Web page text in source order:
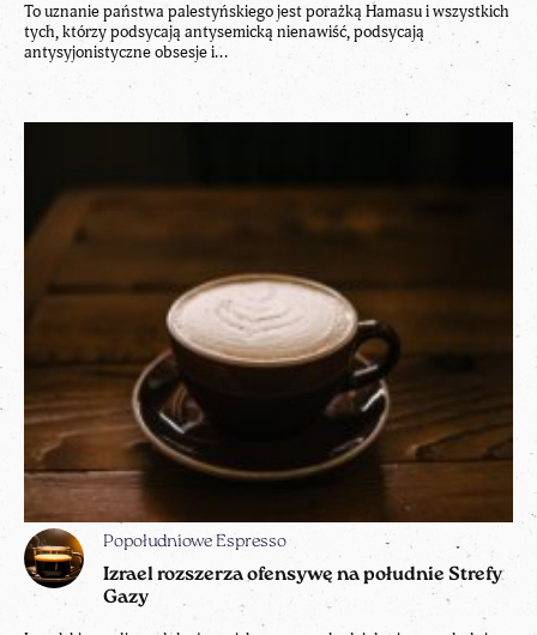
To uznanie państwa palestyńskiego jest porażką Hamasu i wszystkich
tych, którzy podsycają antysemicką nienawiść, podsycają
antysyjonistyczne obsesje i...
Popołudniowe Espresso
Izrael rozszerza ofensywę na południe Strefy
Gazy